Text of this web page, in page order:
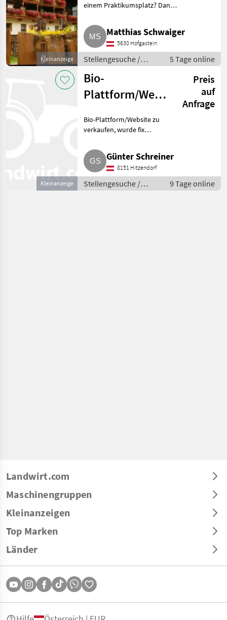
Kleinanzeige
einem Praktikumsplatz? Dann
Wir bieten für unseren UAB-
Betrieb auch heuer wieder
Plätze für das Praktikum.
Matthias Schwaiger
5630 Hofgastein
Stellengesuche /
Praktika
5 Tage online
Kleinanzeige
Bio-
Plattform/Website
Preis
auf
Anfrage
Bio-Plattform/Website zu
verkaufen, wurde fix
gestellt, ein Shop ist integriert.
Auf WordPress aufgebaut, keine
Angestellten, geschützt
Günter Schreiner
8151 Hitzendorf
Stellengesuche /
Beratung
9 Tage online
Landwirt.com
Maschinengruppen
Kleinanzeigen
Top Marken
Länder